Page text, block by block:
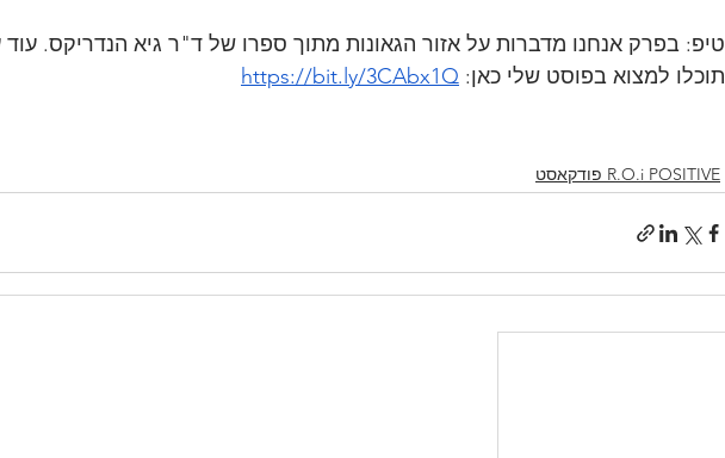
טיפ: בפרק אנחנו מדברות על אזור הגאונות מתוך ספרו של ד"ר גיא הנדריקס. עוד
תוכלו למצוא בפוסט שלי כאן: https://bit.ly/3CAbx1Q
R.O.i POSITIVE פודקאסט